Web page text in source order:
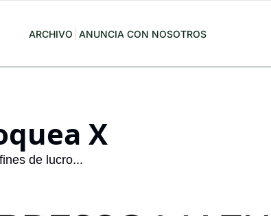
ARCHIVO ANUNCIA CON NOSOTROS
X
de lucro...